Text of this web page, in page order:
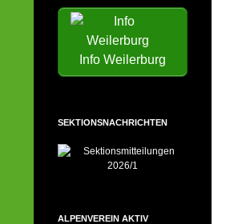
Info Weilerburg
SEKTIONSNACHRICHTEN
ALPENVEREIN AKTIV